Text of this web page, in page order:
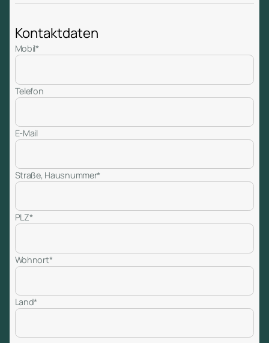
Kontaktdaten
Mobil*
Telefon
E-Mail
Straße, Hausnummer*
PLZ*
Wohnort*
Land*